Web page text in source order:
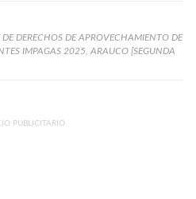
DE DERECHOS DE APROVECHAMIENTO DE
IMPAGAS 2025, ARAUCO [SEGUNDA
PUBLICITARIO